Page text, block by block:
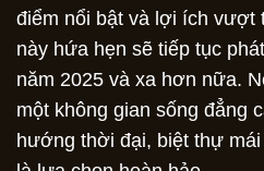
điểm nổi bật và lợi ích vượt
này hứa hẹn sẽ tiếp tục
năm 2025 và xa hơn nữa.
một không gian sống đẳng
hướng thời đại, biệt thự